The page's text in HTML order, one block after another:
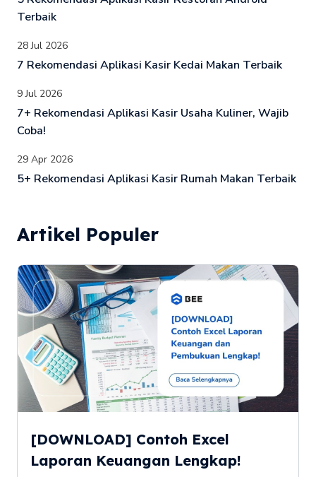
Terbaik
28 Jul 2026
7 Rekomendasi Aplikasi Kasir Kedai Makan Terbaik
9 Jul 2026
7+ Rekomendasi Aplikasi Kasir Usaha Kuliner, Wajib
Coba!
29 Apr 2026
5+ Rekomendasi Aplikasi Kasir Rumah Makan Terbaik
Artikel Populer
[DOWNLOAD] Contoh Excel
Laporan Keuangan Lengkap!